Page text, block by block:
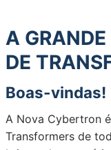
A
DE
Boas-vindas!
A Nova Cybertron
Transformers de